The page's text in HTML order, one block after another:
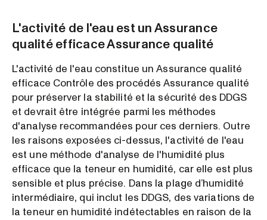
L'activité de l'eau est un Assurance
qualité efficace Assurance qualité
L'activité de l'eau constitue un Assurance qualité
efficace Contrôle des procédés Assurance qualité
pour préserver la stabilité et la sécurité des DDGS
et devrait être intégrée parmi les méthodes
d'analyse recommandées pour ces derniers. Outre
les raisons exposées ci-dessus, l'activité de l'eau
est une méthode d'analyse de l'humidité plus
efficace que la teneur en humidité, car elle est plus
sensible et plus précise. Dans la plage d’humidité
intermédiaire, qui inclut les DDGS, des variations de
la teneur en humidité indétectables en raison de la